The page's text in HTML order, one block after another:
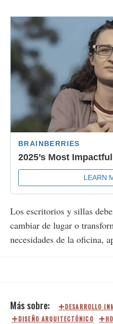
Los escritorios y sillas
cambiar de lugar o
necesidades de la oficina,
DESARROLLO
DISEÑO ARQUITECTÓNICO